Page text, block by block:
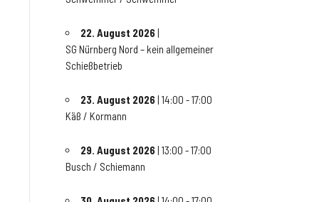
22. August 2026 |
SG Nürnberg Nord – kein allgemeiner
Schießbetrieb
23. August 2026 | 14:00 - 17:00
Käß / Kormann
29. August 2026 | 13:00 - 17:00
Busch / Schiemann